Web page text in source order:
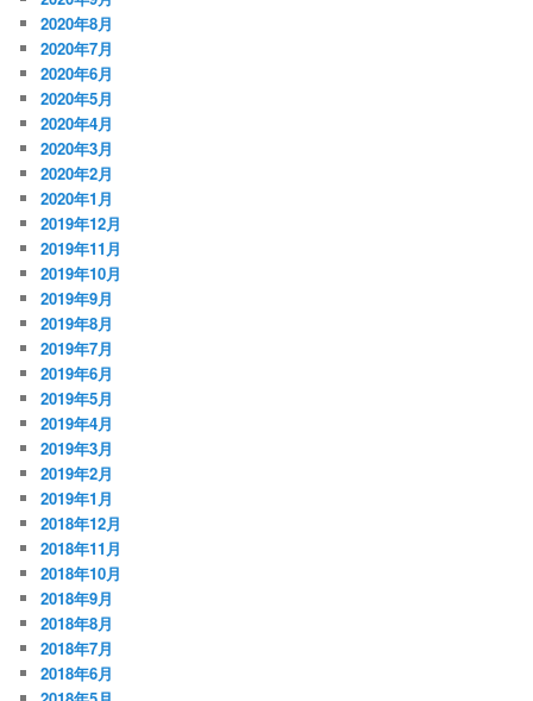
2020年8月
2020年7月
2020年6月
2020年5月
2020年4月
2020年3月
2020年2月
2020年1月
2019年12月
2019年11月
2019年10月
2019年9月
2019年8月
2019年7月
2019年6月
2019年5月
2019年4月
2019年3月
2019年2月
2019年1月
2018年12月
2018年11月
2018年10月
2018年9月
2018年8月
2018年7月
2018年6月